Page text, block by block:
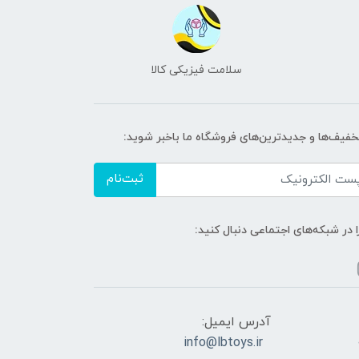
سلامت فیزیکی کالا
و جدیدترین‌های فروشگاه ما باخبر شوید:
ثبت‌نام
در شبکه‌های اجتماعی دنبال کنید:
آدرس ایمیل:
info@lbtoys.ir